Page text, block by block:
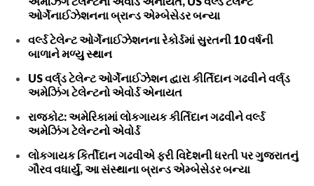
ઓર્ગેનાઈઝેશનના બ્રાન્ડ એમ્બેસેડર બન્યા
વર્લ્ડ ટેલેન્ટ ઓર્ગેનાઈઝેશનના રેકોર્ડમાં સુરતની 10 વર્ષની
બાળાને મળ્યુ સ્થાન
US વર્લ્‌ડ ટેલેન્ટ ઓર્ગેનાઈઝેશન દ્વારા કીર્તિદાન ગઢવીને વર્લ્‌ડ
અમેઝિંગ ટેલેન્ટનો એવોર્ડ એનાયત
રાજકોટ: અમેરિકામાં લોકગાયક કીર્તિદાન ગઢવીને વર્લ્ડ
અમેઝિંગ ટેલેન્ટનો એવોર્ડ
લોકગાયક કિર્તીદાન ગઢવીએ ફરી વિદેશની ધરતી પર ગુજરાતનું
ગૌરવ વધાર્યું, આ સંસ્થાના બ્રાન્ડ એમ્બેસેડર બન્યા